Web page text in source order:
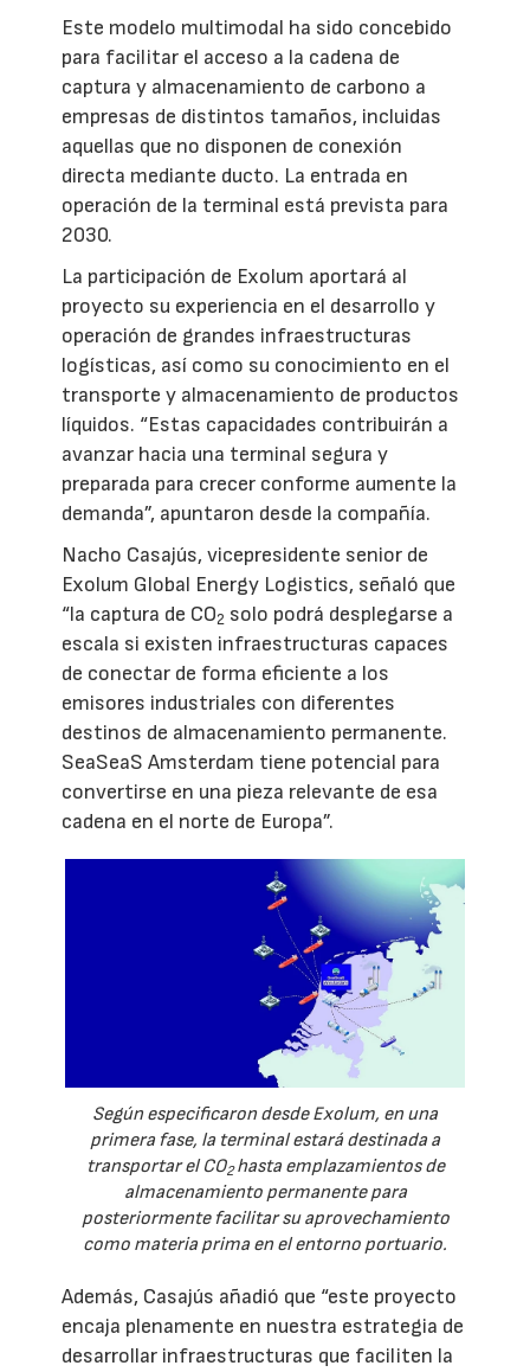
Este modelo multimodal ha sido concebido
para facilitar el acceso a la cadena de
captura y almacenamiento de carbono a
empresas de distintos tamaños, incluidas
aquellas que no disponen de conexión
directa mediante ducto. La entrada en
operación de la terminal está prevista para
2030.
La participación de Exolum aportará al
proyecto su experiencia en el desarrollo y
operación de grandes infraestructuras
logísticas, así como su conocimiento en el
transporte y almacenamiento de productos
líquidos. “Estas capacidades contribuirán a
avanzar hacia una terminal segura y
preparada para crecer conforme aumente la
demanda”, apuntaron desde la compañía.
Nacho Casajús, vicepresidente senior de
Exolum Global Energy Logistics, señaló que
“la captura de CO2 solo podrá desplegarse a
escala si existen infraestructuras capaces
de conectar de forma eficiente a los
emisores industriales con diferentes
destinos de almacenamiento permanente.
SeaSeaS Amsterdam tiene potencial para
convertirse en una pieza relevante de esa
cadena en el norte de Europa”.
Según especificaron desde Exolum, en una
primera fase, la terminal estará destinada a
transportar el CO2hasta emplazamientos de
almacenamiento permanente para
posteriormente facilitar su aprovechamiento
como materia prima en el entorno portuario.
Además, Casajús añadió que “este proyecto
encaja plenamente en nuestra estrategia de
desarrollar infraestructuras que faciliten la